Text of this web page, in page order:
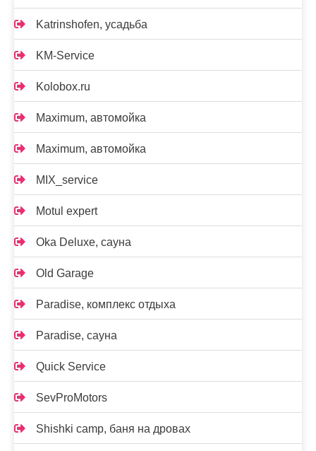
Katrinshofen, усадьба
KM-Service
Kolobox.ru
Maximum, автомойка
Maximum, автомойка
MIX_service
Motul expert
Oka Deluxe, сауна
Old Garage
Paradise, комплекс отдыха
Paradise, сауна
Quick Service
SevProMotors
Shishki camp, баня на дровах